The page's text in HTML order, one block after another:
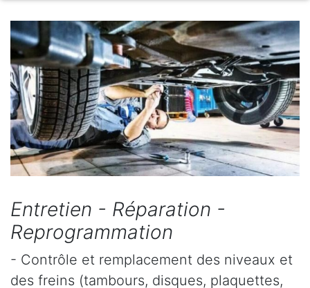
Entretien - Réparation -
Reprogrammation
- Contrôle et remplacement des niveaux et
des freins (tambours, disques, plaquettes,